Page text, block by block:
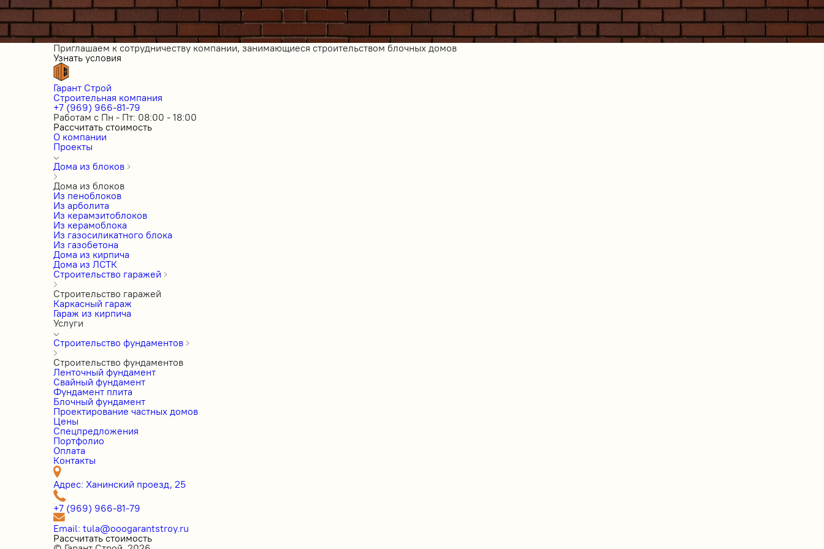
Приглашаем к сотрудничеству компании, занимающиеся строительством блочных домов
Узнать условия
Гарант Строй
Строительная компания
+7 (969) 966-81-79
Работам с Пн - Пт: 08:00 - 18:00
Рассчитать стоимость
О компании
Проекты
Дома из блоков
Дома из блоков
Из пеноблоков
Из арболита
Из керамзитоблоков
Из керамоблока
Из газосиликатного блока
Из газобетона
Дома из кирпича
Дома из ЛСТК
Строительство гаражей
Строительство гаражей
Каркасный гараж
Гараж из кирпича
Услуги
Строительство фундаментов
Строительство фундаментов
Ленточный фундамент
Свайный фундамент
Фундамент плита
Блочный фундамент
Проектирование частных домов
Цены
Cпецпредложения
Портфолио
Оплата
Контакты
Адрес: Ханинский проезд, 25
+7 (969) 966-81-79
Email: tula@ooogarantstroy.ru
Рассчитать стоимость